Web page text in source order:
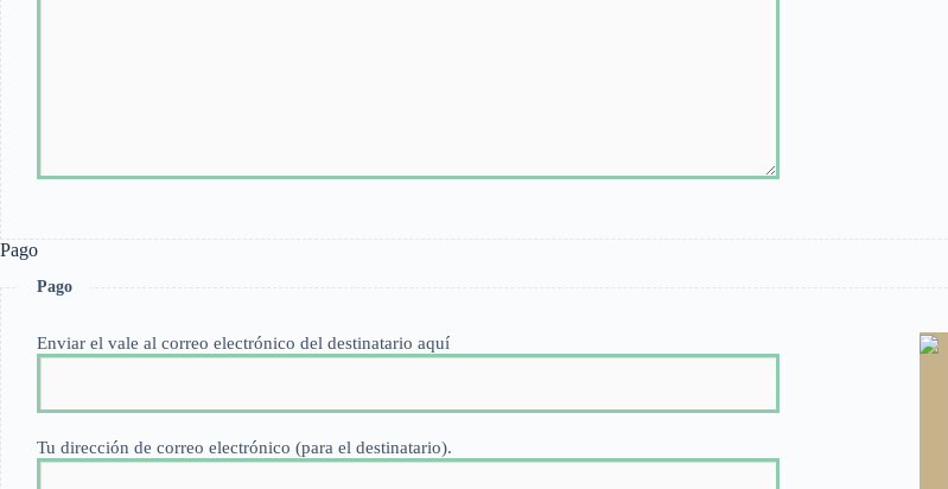
Pago
Pago
Enviar el vale al correo electrónico del destinatario aquí
Tu dirección de correo electrónico (para el destinatario).